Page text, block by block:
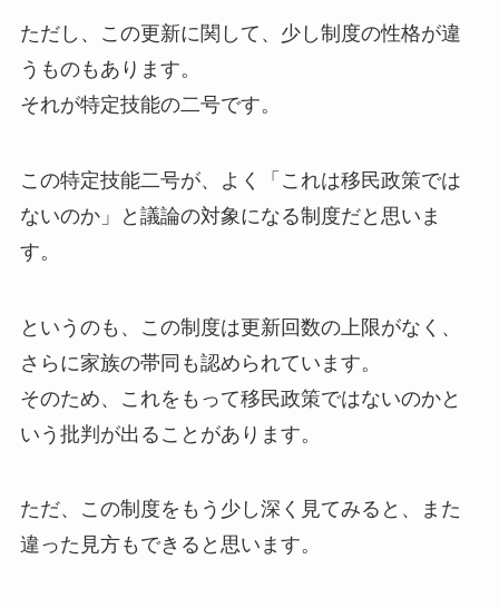
ただし、この更新に関して、少し制度の性格が違
うものもあります。
それが特定技能の二号です。
この特定技能二号が、よく「これは移民政策では
ないのか」と議論の対象になる制度だと思いま
す。
というのも、この制度は更新回数の上限がなく、
さらに家族の帯同も認められています。
そのため、これをもって移民政策ではないのかと
いう批判が出ることがあります。
ただ、この制度をもう少し深く見てみると、また
違った見方もできると思います。